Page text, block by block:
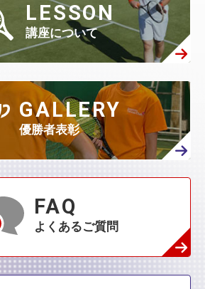
LESSON
講座について
GALLERY
優勝者表彰
FAQ
よくあるご質問